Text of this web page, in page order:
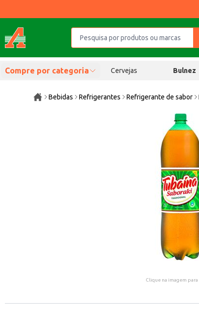
Compre por categoria Cervejas Bulnez
Bebidas Refrigerantes Refrigerante de sabor
Clique na imagem para